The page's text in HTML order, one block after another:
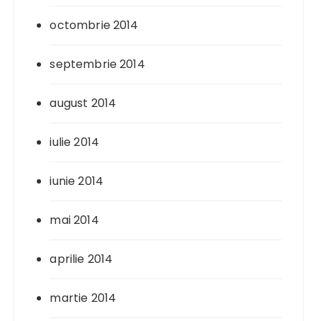
octombrie 2014
septembrie 2014
august 2014
iulie 2014
iunie 2014
mai 2014
aprilie 2014
martie 2014